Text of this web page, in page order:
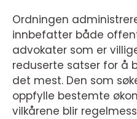
Ordningen
innbefatter både
advokater som er
reduserte satser for å
det mest. Den som
oppfylle bestemte
vilkårene blir